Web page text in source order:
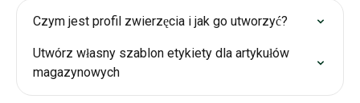
Czym jest profil zwierzęcia i jak go utworzyć?
Utwórz własny szablon etykiety dla artykułów
magazynowych